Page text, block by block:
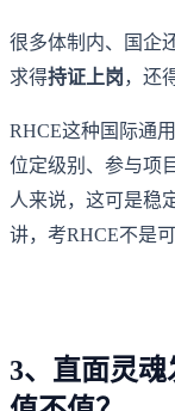
很多体制内、国企
求得持证上岗，还
RHCE这种国际通
位定级别、参与项
人来说，这可是稳
讲，考RHCE不是
3、直面灵